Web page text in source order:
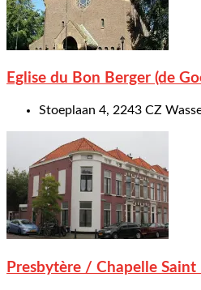
Eglise du Bon Berger (de
Stoeplaan 4, 2243 CZ
Presbytère / Chapelle Saint